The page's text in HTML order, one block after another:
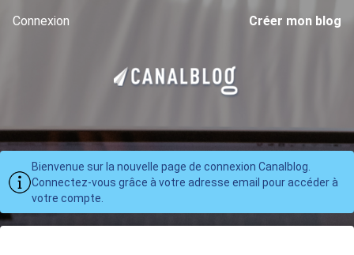
Connexion Créer mon blog
Bienvenue sur la nouvelle page de connexion Canalblog.
Connectez-vous grâce à votre adresse email pour accéder à
votre compte.